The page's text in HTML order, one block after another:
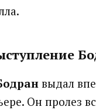
выдал
Он пролез